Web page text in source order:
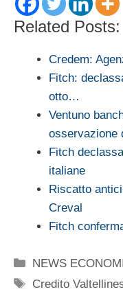
Related Posts:
Credem:
Fitch:
otto…
Ventuno
osservazione
Fitch
italiane
Riscatto
Creval
Fitch
Categorie
NEWS
Tag
Credito